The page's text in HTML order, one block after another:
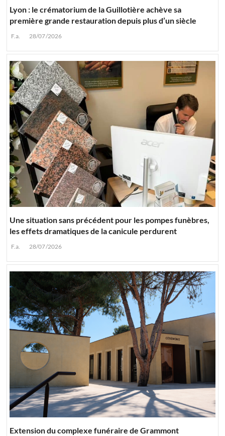
Lyon : le crématorium de la Guillotière achève sa
première grande restauration depuis plus d’un siècle
F.a. 28/07/2026
Une situation sans précédent pour les pompes funèbres,
les effets dramatiques de la canicule perdurent
F.a. 28/07/2026
Extension du complexe funéraire de Grammont